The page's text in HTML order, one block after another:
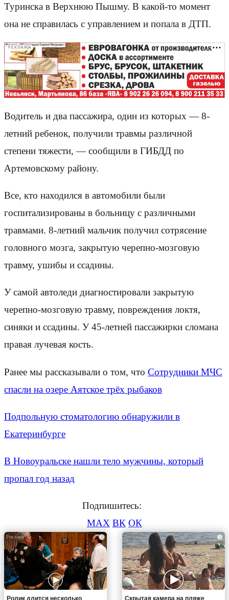
Туринска в Верхнюю Пышму. В какой-то момент
она не справилась с управлением и попала в ДТП.
РЕКЛАМА
Водитель и два пассажира, один из которых — 8-
летний ребенок, получили травмы различной
степени тяжести, — сообщили в ГИБДД по
Артемовскому району.
Все, кто находился в автомобили были
госпитализированы в больницу с различными
травмами. 8-летний мальчик получил сотрясение
головного мозга, закрытую черепно-мозговую
травму, ушибы и ссадины.
У самой автоледи диагностировали закрытую
черепно-мозговую травму, повреждения локтя,
синяки и ссадины. У 45-летней пассажирки сломана
правая лучевая кость.
Ранее мы рассказывали о том, что Сотрудники МЧС
спасли на озере Аятское трёх рыбаков
Подпольную стоматологию обнаружили в
Екатеринбурге
В Новоуральске нашли тело мужчины, который
пропал год назад
Подпишитесь:
MAX ВК ОК
i
Ролик длится несколько
i
Скрытая камера на пляже